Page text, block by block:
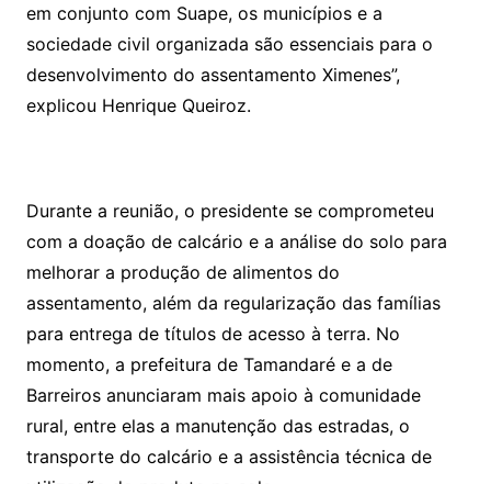
em conjunto com Suape, os municípios e a
sociedade civil organizada são essenciais para o
desenvolvimento do assentamento Ximenes”,
explicou Henrique Queiroz.
Durante a reunião, o presidente se comprometeu
com a doação de calcário e a análise do solo para
melhorar a produção de alimentos do
assentamento, além da regularização das famílias
para entrega de títulos de acesso à terra. No
momento, a prefeitura de Tamandaré e a de
Barreiros anunciaram mais apoio à comunidade
rural, entre elas a manutenção das estradas, o
transporte do calcário e a assistência técnica de